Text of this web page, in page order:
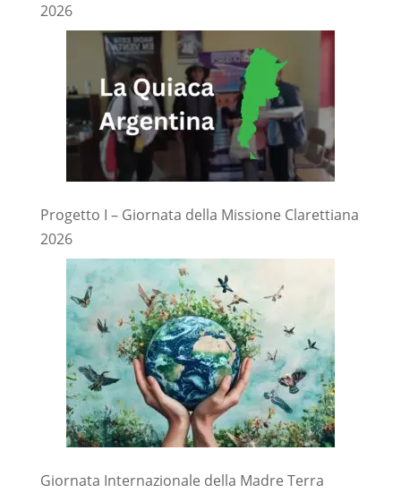
2026
Progetto I – Giornata della Missione Clarettiana
2026
Giornata Internazionale della Madre Terra